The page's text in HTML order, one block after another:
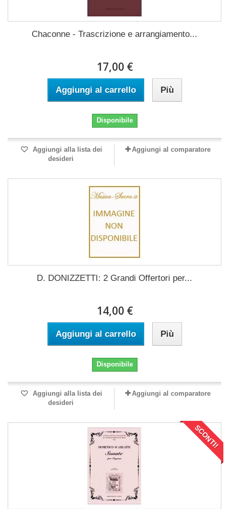
Chaconne - Trascrizione e arrangiamento...
17,00 €
Aggiungi al carrello Più
Disponibile
Aggiungi alla lista dei
desideri
Aggiungi al comparatore
D. DONIZZETTI: 2 Grandi Offertori per...
14,00 €
Aggiungi al carrello Più
Disponibile
Aggiungi alla lista dei
desideri
Aggiungi al comparatore
SCONTI!